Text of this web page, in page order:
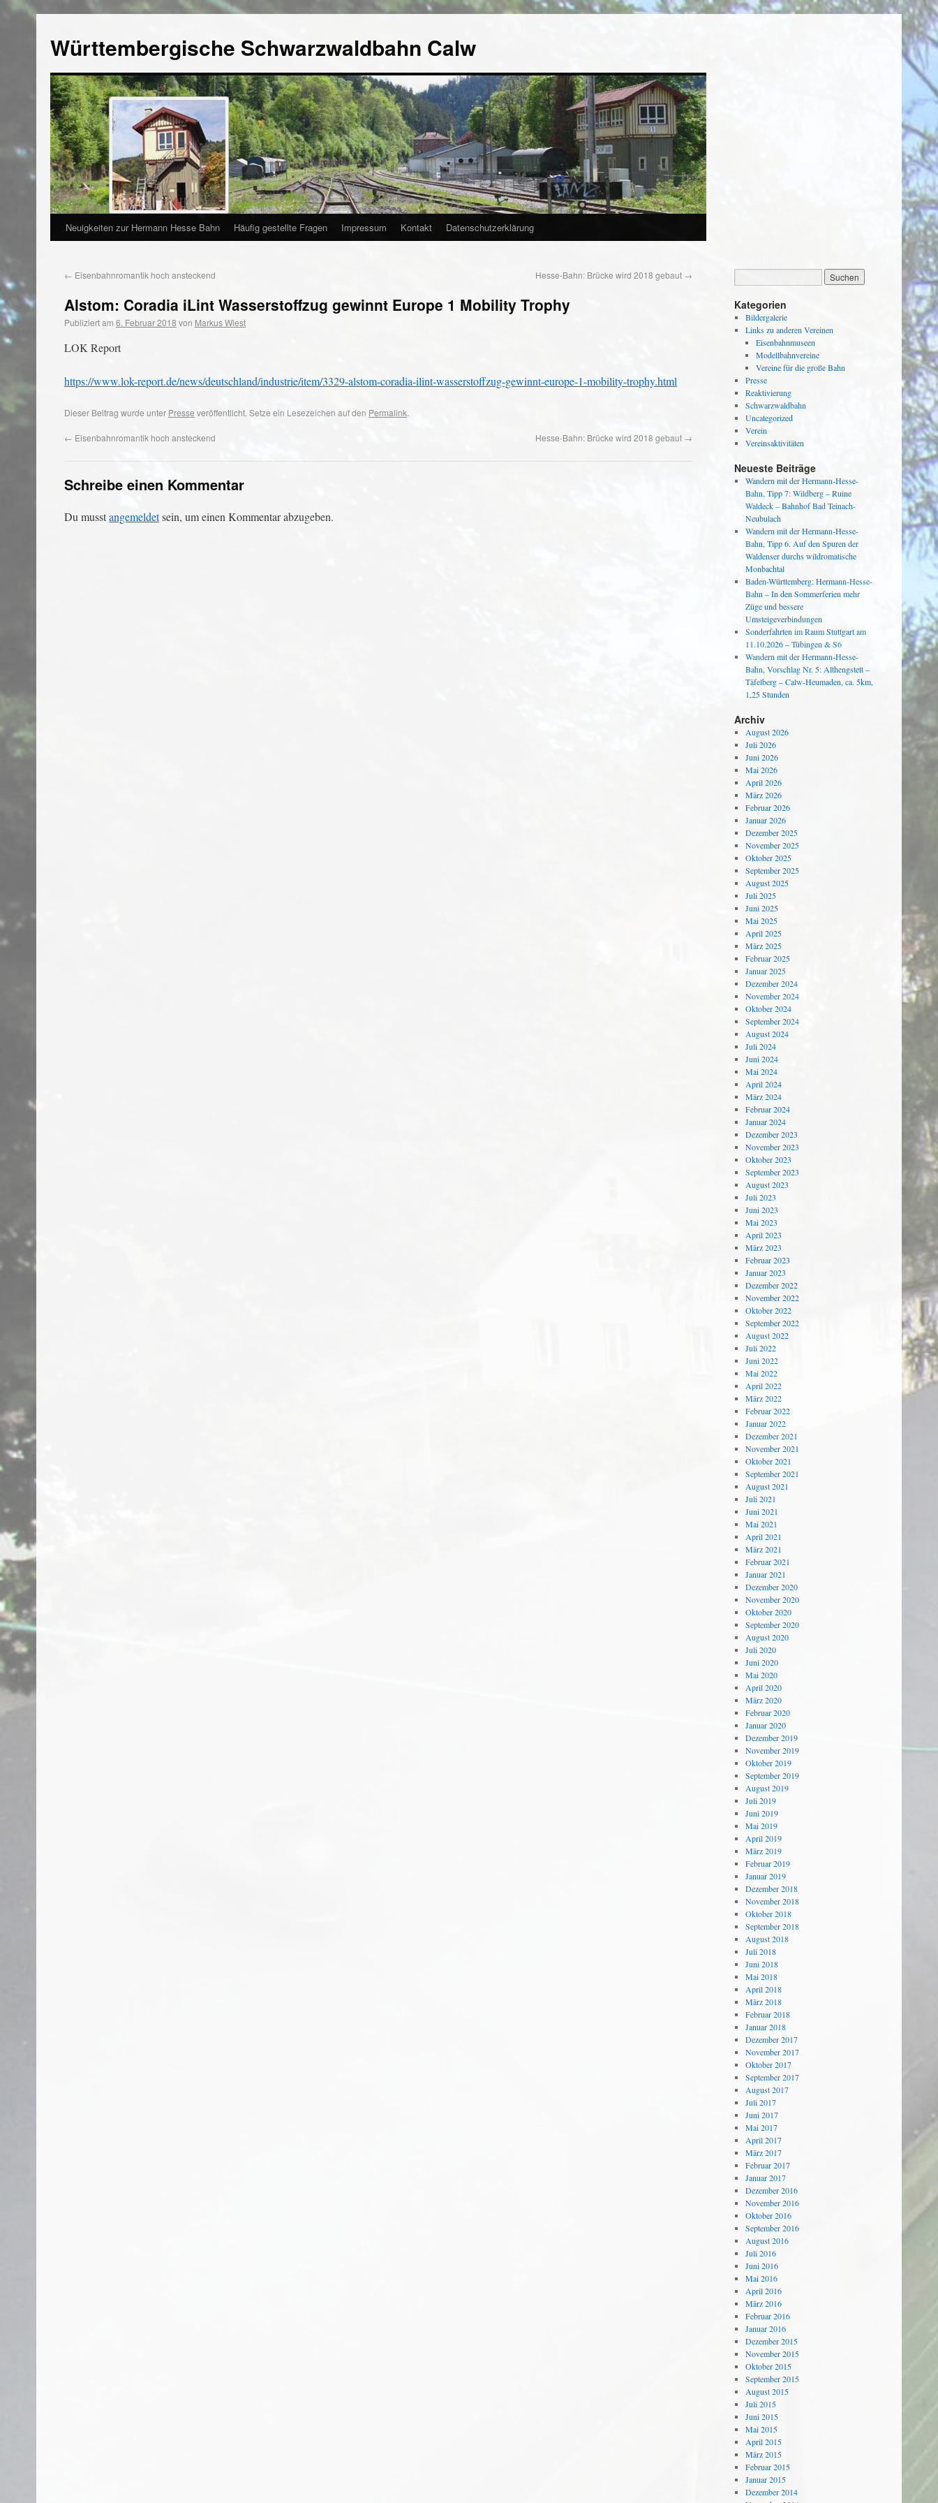
Württembergische Schwarzwaldbahn Calw
Neuigkeiten zur Hermann Hesse Bahn Häufig gestellte Fragen Impressum Kontakt Datenschutzerklärung
← Eisenbahnromantik hoch ansteckend Hesse-Bahn: Brücke wird 2018 gebaut →
Alstom: Coradia iLint Wasserstoffzug gewinnt Europe 1 Mobility Trophy
Publiziert am 6. Februar 2018 von Markus Wiest
LOK Report
https://www.lok-report.de/news/deutschland/industrie/item/3329-alstom-coradia-ilint-wasserstoffzug-gewinnt-europe-1-mobility-trophy.html
Dieser Beitrag wurde unter Presse veröffentlicht. Setze ein Lesezeichen auf den Permalink.
← Eisenbahnromantik hoch ansteckend Hesse-Bahn: Brücke wird 2018 gebaut →
Schreibe einen Kommentar
Du musstangemeldetsein, um einen Kommentar abzugeben.
Kategorien
Bildergalerie
Links zu anderen Vereinen
Eisenbahnmuseen
Modellbahnvereine
Vereine für die große Bahn
Presse
Reaktivierung
Schwarzwaldbahn
Uncategorized
Verein
Vereinsaktivitäten
Neueste Beiträge
Wandern mit der Hermann-Hesse-
Bahn, Tipp 7: Wildberg – Ruine
Waldeck – Bahnhof Bad Teinach-
Neubulach
Wandern mit der Hermann-Hesse-
Bahn, Tipp 6. Auf den Spuren der
Waldenser durchs wildromatische
Monbachtal
Baden-Württemberg: Hermann-Hesse-
Bahn – In den Sommerferien mehr
Züge und bessere
Umsteigeverbindungen
Sonderfahrten im Raum Stuttgart am
11.10.2026 – Tübingen & S6
Wandern mit der Hermann-Hesse-
Bahn, Vorschlag Nr. 5: Althengstett –
Täfelberg – Calw-Heumaden, ca. 5km,
1,25 Stunden
Archiv
August 2026
Juli 2026
Juni 2026
Mai 2026
April 2026
März 2026
Februar 2026
Januar 2026
Dezember 2025
November 2025
Oktober 2025
September 2025
August 2025
Juli 2025
Juni 2025
Mai 2025
April 2025
März 2025
Februar 2025
Januar 2025
Dezember 2024
November 2024
Oktober 2024
September 2024
August 2024
Juli 2024
Juni 2024
Mai 2024
April 2024
März 2024
Februar 2024
Januar 2024
Dezember 2023
November 2023
Oktober 2023
September 2023
August 2023
Juli 2023
Juni 2023
Mai 2023
April 2023
März 2023
Februar 2023
Januar 2023
Dezember 2022
November 2022
Oktober 2022
September 2022
August 2022
Juli 2022
Juni 2022
Mai 2022
April 2022
März 2022
Februar 2022
Januar 2022
Dezember 2021
November 2021
Oktober 2021
September 2021
August 2021
Juli 2021
Juni 2021
Mai 2021
April 2021
März 2021
Februar 2021
Januar 2021
Dezember 2020
November 2020
Oktober 2020
September 2020
August 2020
Juli 2020
Juni 2020
Mai 2020
April 2020
März 2020
Februar 2020
Januar 2020
Dezember 2019
November 2019
Oktober 2019
September 2019
August 2019
Juli 2019
Juni 2019
Mai 2019
April 2019
März 2019
Februar 2019
Januar 2019
Dezember 2018
November 2018
Oktober 2018
September 2018
August 2018
Juli 2018
Juni 2018
Mai 2018
April 2018
März 2018
Februar 2018
Januar 2018
Dezember 2017
November 2017
Oktober 2017
September 2017
August 2017
Juli 2017
Juni 2017
Mai 2017
April 2017
März 2017
Februar 2017
Januar 2017
Dezember 2016
November 2016
Oktober 2016
September 2016
August 2016
Juli 2016
Juni 2016
Mai 2016
April 2016
März 2016
Februar 2016
Januar 2016
Dezember 2015
November 2015
Oktober 2015
September 2015
August 2015
Juli 2015
Juni 2015
Mai 2015
April 2015
März 2015
Februar 2015
Januar 2015
Dezember 2014